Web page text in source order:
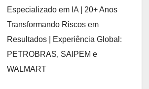
Especializado em IA | 20+ Anos
Transformando Riscos em
Resultados | Experiência Global:
PETROBRAS, SAIPEM e
WALMART